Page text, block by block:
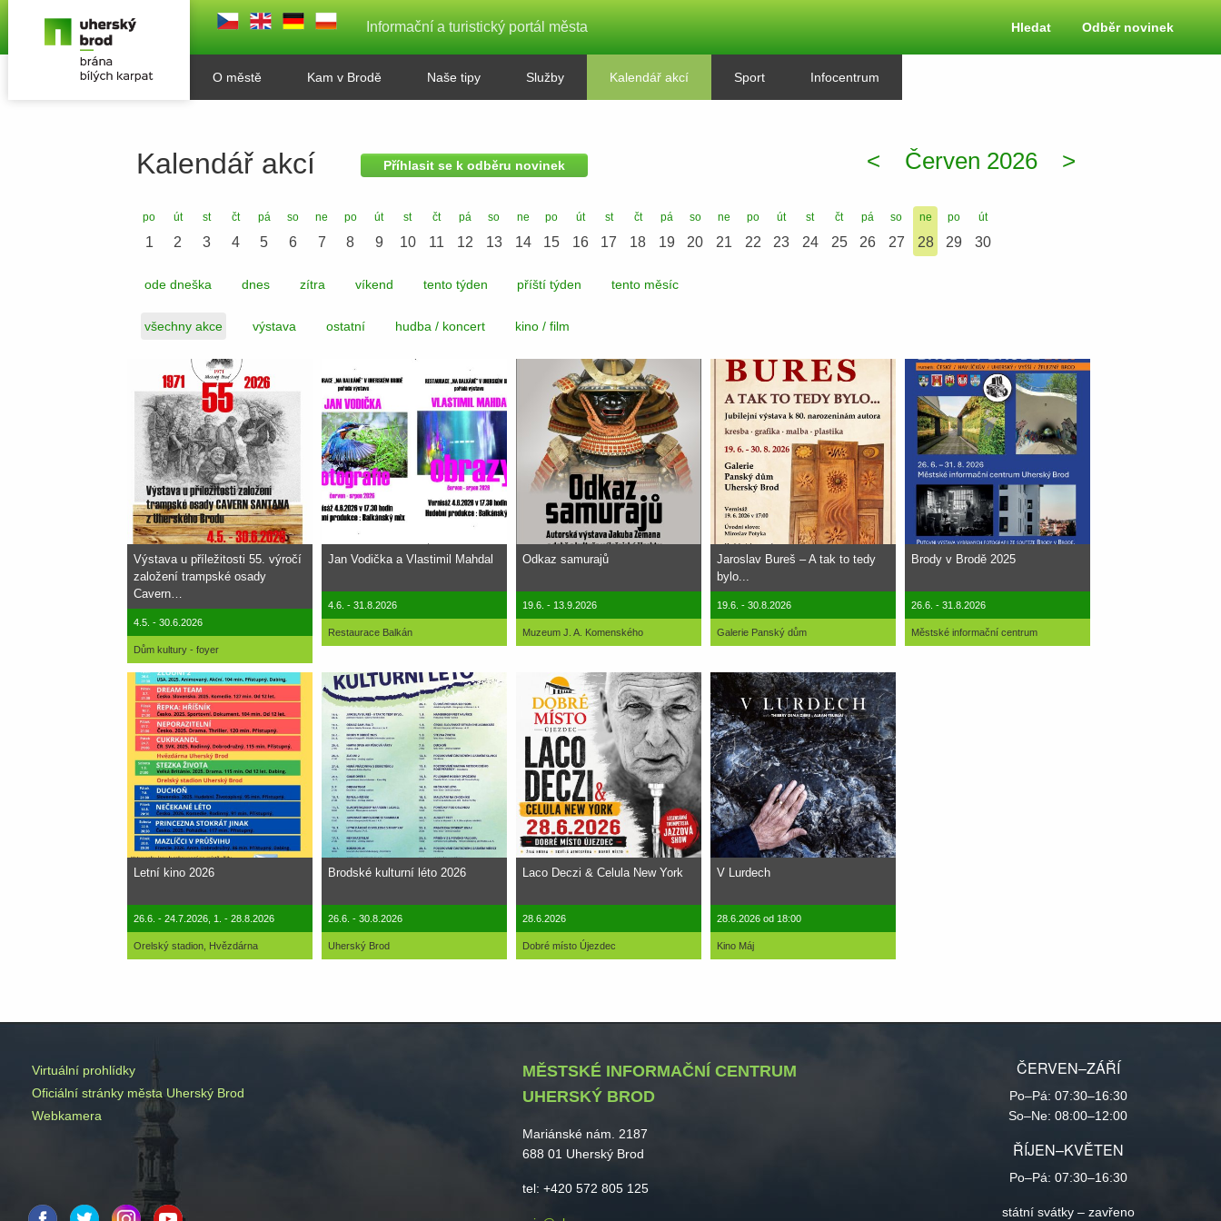
Informační a turistický portál města Hledat Odběr novinek
O městě Kam v Brodě Naše tipy Služby Kalendář akcí Sport Infocentrum
Kalendář akcí Příhlasit se k odběru novinek < Červen 2026 >
po
1
út
2
st
3
čt
4
pá
5
so
6
ne
7
po
8
út
9
st
10
čt
11
pá
12
so
13
ne
14
po
15
út
16
st
17
čt
18
pá
19
so
20
ne
21
po
22
út
23
st
24
čt
25
pá
26
so
27
ne
28
po
29
út
30
ode dneška dnes zítra víkend tento týden příští týden tento měsíc
všechny akce výstava ostatní hudba / koncert kino / film
Výstava u příležitosti 55. výročí
založení trampské osady
Cavern…
4.5. - 30.6.2026
Dům kultury - foyer
Jan Vodička a Vlastimil Mahdal
4.6. - 31.8.2026
Restaurace Balkán
Odkaz samurajů
19.6. - 13.9.2026
Muzeum J. A. Komenského
Jaroslav Bureš – A tak to tedy
bylo...
19.6. - 30.8.2026
Galerie Panský dům
Brody v Brodě 2025
26.6. - 31.8.2026
Městské informační centrum
Letní kino 2026
26.6. - 24.7.2026, 1. - 28.8.2026
Orelský stadion, Hvězdárna
Brodské kulturní léto 2026
26.6. - 30.8.2026
Uherský Brod
Laco Deczi & Celula New York
28.6.2026
Dobré místo Újezdec
V Lurdech
28.6.2026 od 18:00
Kino Máj
Virtuální prohlídky
Oficiální stránky města Uherský Brod
Webkamera
MĚSTSKÉ INFORMAČNÍ CENTRUM
UHERSKÝ BROD
Mariánské nám. 2187
688 01 Uherský Brod
tel: +420 572 805 125
ČERVEN–ZÁŘÍ
Po–Pá: 07:30–16:30
So–Ne: 08:00–12:00
ŘÍJEN–KVĚTEN
Po–Pá: 07:30–16:30
státní svátky – zavřeno